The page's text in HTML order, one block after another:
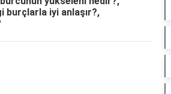
burçlarla iyi anlaşır?,